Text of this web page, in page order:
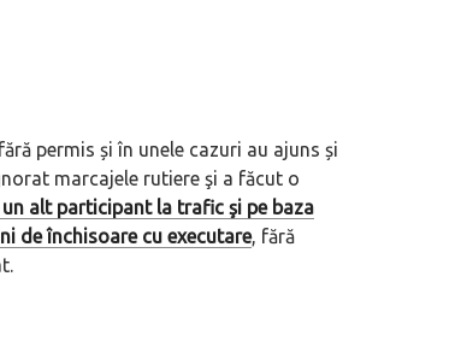
permis și în unele cazuri au ajuns și
marcajele rutiere şi a făcut o
alt participant la trafic şi pe baza
de închisoare cu executare, fără
Hennessey
Unul pertinent, de
Prima sportivă cu motor central a
de noua ediție limitată Lamborghini
60° Hommage